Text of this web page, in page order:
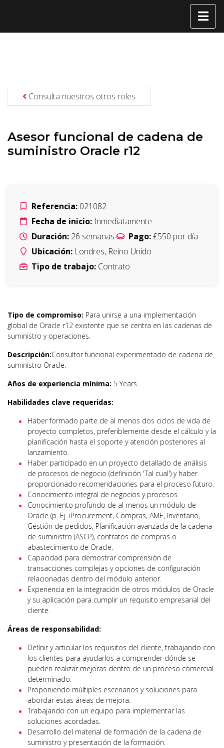
Consulta nuestros otros roles
Asesor funcional de cadena de
suministro Oracle r12
Referencia: 021082
Fecha de inicio: Inmediatamente
Duración: 26 semanas Pago:£550 por día
Ubicación: Londres, Reino Unido
Tipo de trabajo: Contrato
Tipo de compromiso: Para unirse a una implementación
global de Oracle r12 existente que se centra en las cadenas de
suministro y operaciones.
Descripción:Consultor funcional experimentado de cadena de
suministro Oracle.
Años de experiencia mínima: 5 Years
Habilidades clave requeridas:
Haber formado parte de al menos dos ciclos de vida de
proyecto completos, preferiblemente desde el cálculo y la
planificación hasta el soporte y atención posteriores al
lanzamiento.
Haber participado en un proyecto detallado de análisis
de procesos de negocio (definición 'Tal cual') y haber
proporcionado recomendaciones para el proceso futuro.
Conocimiento integral de negocios y procesos.
Conocimiento profundo de al menos un módulo de
Oracle (p. Ej. iProcurement, Compras, AME, Inventario,
Gestión de pedidos, Planificación avanzada de la cadena
de suministro (ASCP), contratos de compras o
abastecimiento de Oracle.
Capacidad para demostrar comprensión de
transacciones complejas y opciones de configuración
relacionadas dentro del módulo anterior.
Experiencia en la integración de otros módulos de Oracle
y su aplicación para cumplir un requisito empresarial del
cliente.
Áreas de responsabilidad:
Definir y articular los requisitos del cliente, trabajando con
los clientes para ayudarlos a comprender dónde se
pueden realizar mejoras dentro de un proceso comercial
determinado.
Proponiendo múltiples escenarios y soluciones para
abordar estas áreas de mejora.
Trabajando con un equipo para implementar las
soluciones acordadas.
Desarrollo del material de formación de la cadena de
suministro y presentación de la formación.